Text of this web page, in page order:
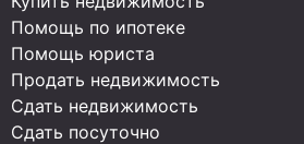
Помощь по ипотеке
Помощь юриста
Продать недвижимость
Сдать недвижимость
Сдать посуточно